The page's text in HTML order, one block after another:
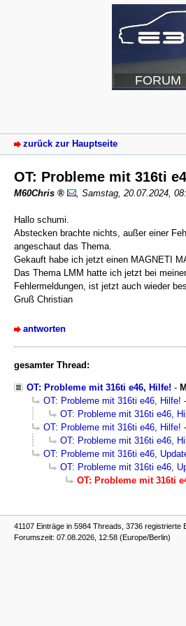
FORUM
zurück zur Hauptseite
OT: Probleme mit 316ti
M60Chris Samstag, 20.07.2024,
Hallo schumi.
Abstecken brachte nichts, außer einer
angeschaut das Thema.
Gekauft habe ich jetzt einen MAGNETI
Das Thema LMM hatte ich jetzt bei
Fehlermeldungen, ist jetzt auch wieder
Gruß Christian
antworten
gesamter Thread:
OT: Probleme mit 316ti e46, Hilfe! -
OT: Probleme mit 316ti e46, Hilfe! -
OT: Probleme mit 316ti e46,
OT: Probleme mit 316ti e46, Hilfe! -
OT: Probleme mit 316ti e46,
OT: Probleme mit 316ti e46,
OT: Probleme mit 316ti e46,
OT: Probleme mit 316ti
41107 Einträge in 5984 Threads, 3736
Forumszeit: 07.08.2026, 12:58 (Europe/Berlin)